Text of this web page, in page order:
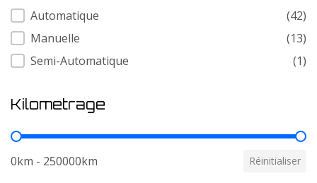
Transmission
Automatique
(42)
Manuelle
(13)
Semi-Automatique
(1)
Kilometrage
Kilometrage
0km - 250000km Réinitialiser